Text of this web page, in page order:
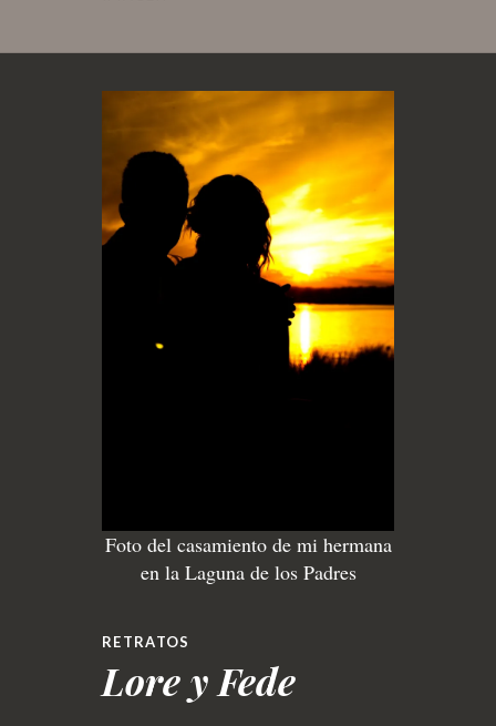
Foto del casamiento de mi hermana
en la Laguna de los Padres
RETRATOS
Lore y Fede